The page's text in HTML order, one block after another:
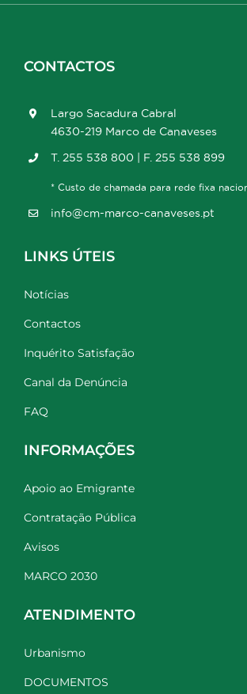
CONTACTOS
Largo Sacadura Cabral
4630-219 Marco de Canaveses
T. 255 538 800 | F. 255 538 899
* Custo de chamada para rede fixa
info@cm-marco-canaveses.pt
LINKS ÚTEIS
Notícias
Contactos
Inquérito Satisfação
Canal da Denúncia
FAQ
INFORMAÇÕES
Apoio ao Emigrante
Contratação Pública
Avisos
MARCO 2030
ATENDIMENTO
Urbanismo
DOCUMENTOS